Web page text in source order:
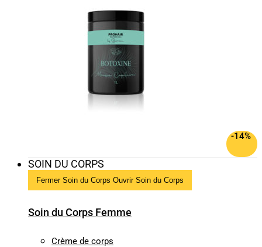
-14%
SOIN DU CORPS
Fermer Soin du Corps Ouvrir Soin du Corps
Soin du Corps Femme
Crème de corps